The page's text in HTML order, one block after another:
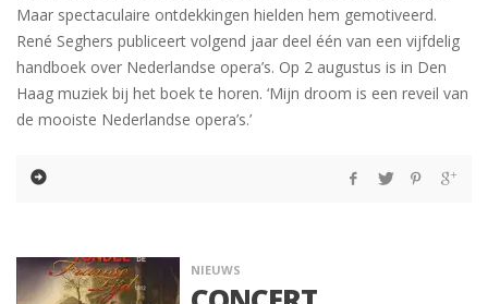
Maar spectaculaire ontdekkingen hielden hem gemotiveerd.
René Seghers publiceert volgend jaar deel één van een vijfdelig
handboek over Nederlandse opera’s. Op 2 augustus is in Den
Haag muziek bij het boek te horen. ‘Mijn droom is een reveil van
de mooiste Nederlandse opera’s.’
NIEUWS